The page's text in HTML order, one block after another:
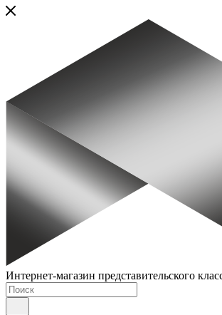
Интернет-магазин представительского